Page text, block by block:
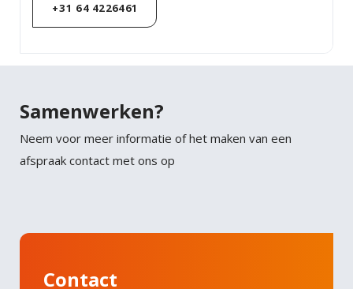
+31 64 4226461
Samenwerken?
Neem voor meer informatie of het maken van een
afspraak contact met ons op
Contact